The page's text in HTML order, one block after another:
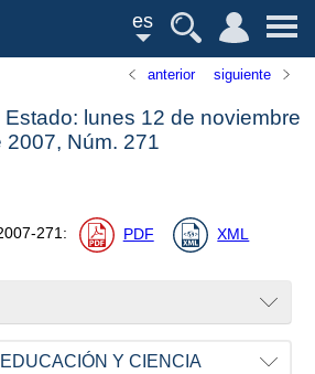
es
anterior siguiente
lunes 12 de noviembre
2007, Núm. 271
271: PDF XML
Y CIENCIA